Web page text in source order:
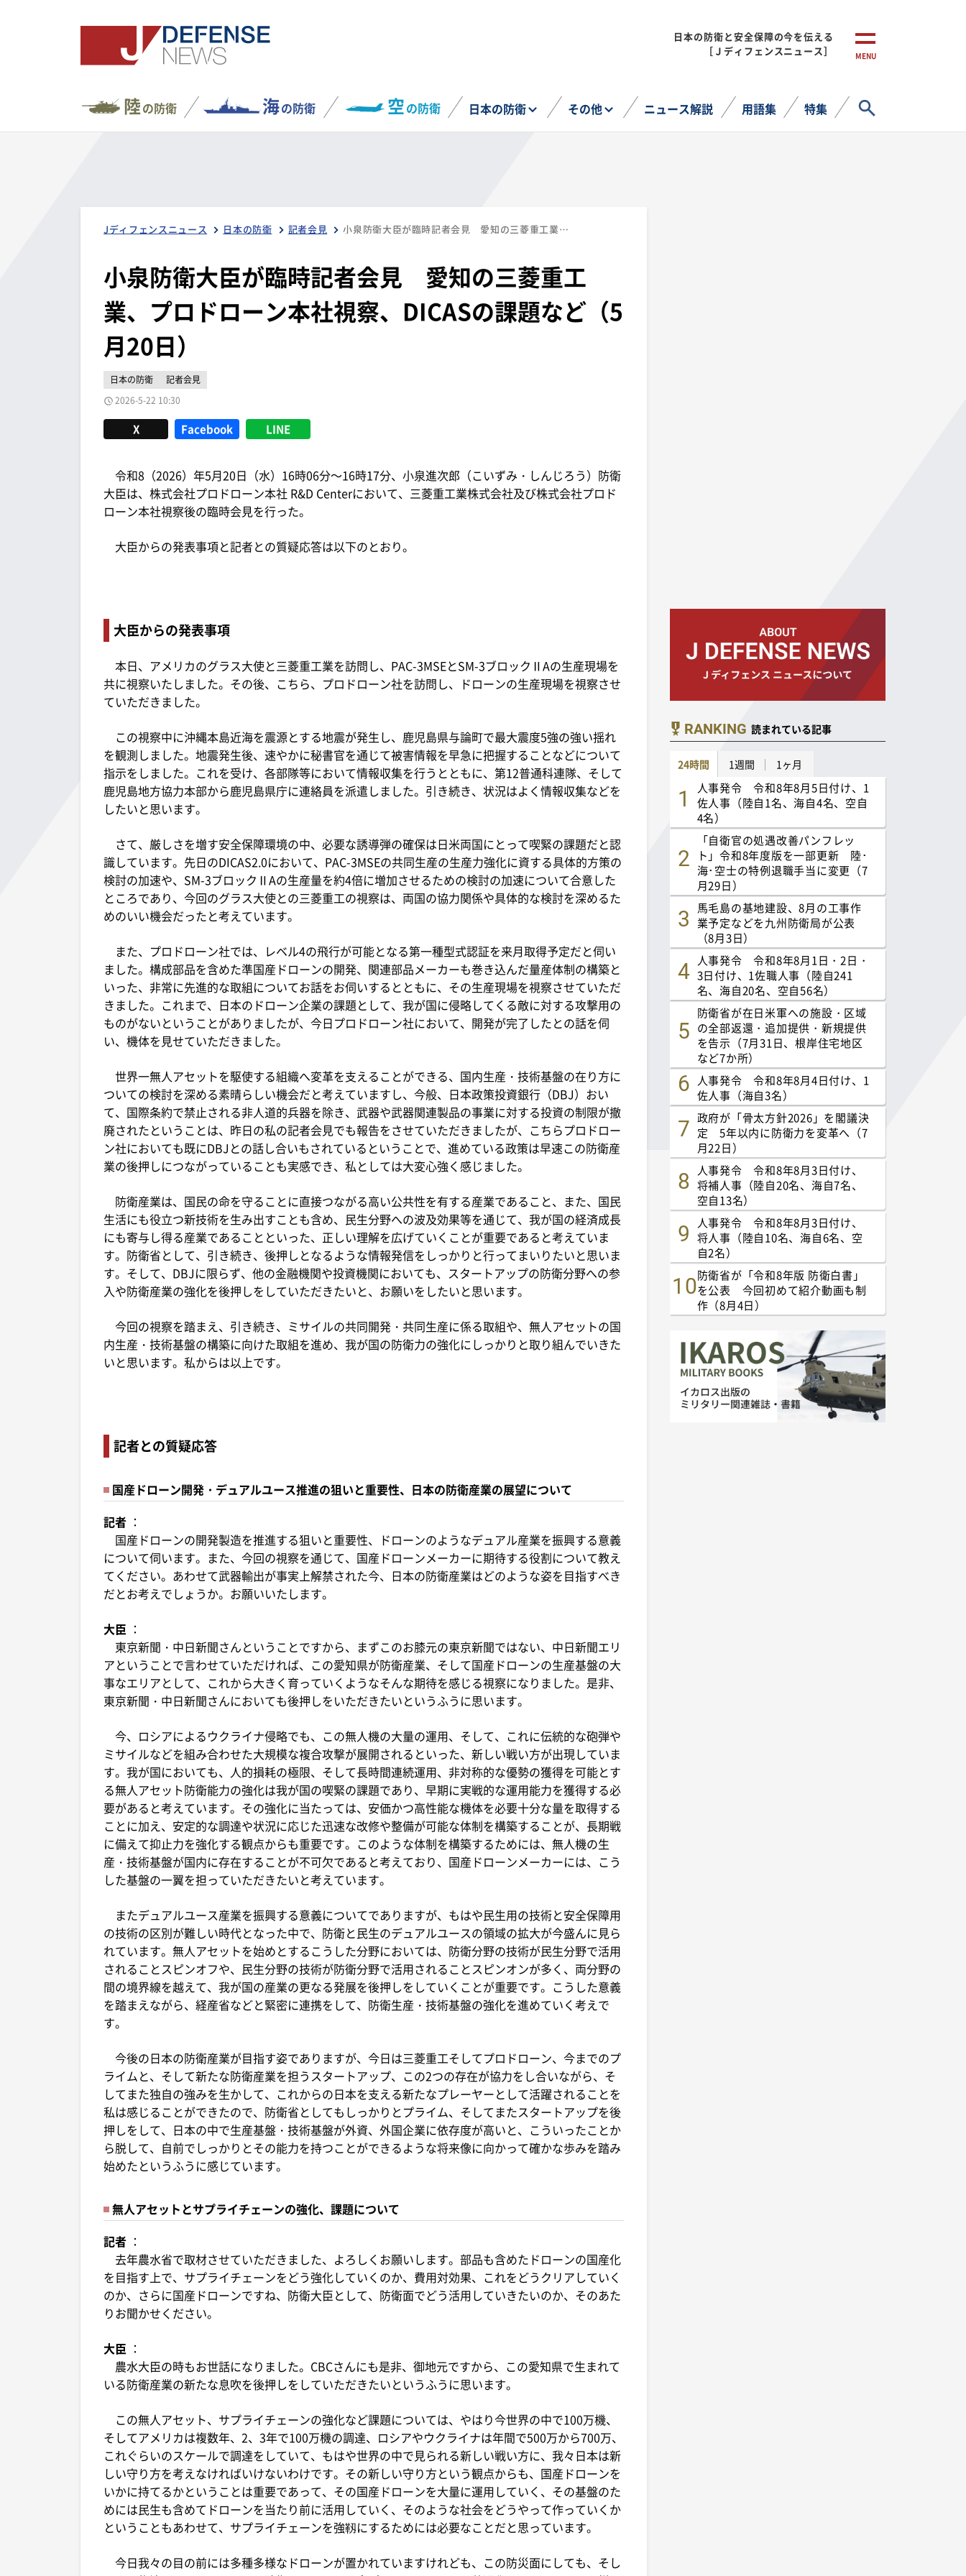
日本の防衛と安全保障の今を伝える
［Ｊディフェンスニュース］
MENU
陸の防衛 海の防衛 空の防衛 日本の防衛 その他 ニュース解説 用語集 特集
Jディフェンスニュース 日本の防衛 記者会見 小泉防衛大臣が臨時記者会見 愛知の三菱重工業、プロドローン本社視察、DICASの課題など（5月20日）
小泉防衛大臣が臨時記者会見 愛知の三菱重工
業、プロドローン本社視察、DICASの課題など（5
月20日）
日本の防衛
記者会見
2026-5-22 10:30
X Facebook LINE
令和8（2026）年5月20日（水）16時06分～16時17分、小泉進次郎（こいずみ・しんじろう）防衛
大臣は、株式会社プロドローン本社 R&D Centerにおいて、三菱重工業株式会社及び株式会社プロド
ローン本社視察後の臨時会見を行った。
大臣からの発表事項と記者との質疑応答は以下のとおり。
大臣からの発表事項
本日、アメリカのグラス大使と三菱重工業を訪問し、PAC-3MSEとSM-3ブロックⅡAの生産現場を
共に視察いたしました。その後、こちら、プロドローン社を訪問し、ドローンの生産現場を視察させ
ていただきました。
この視察中に沖縄本島近海を震源とする地震が発生し、鹿児島県与論町で最大震度5強の強い揺れ
を観測しました。地震発生後、速やかに秘書官を通じて被害情報を早急に把握することなどについて
指示をしました。これを受け、各部隊等において情報収集を行うとともに、第12普通科連隊、そして
鹿児島地方協力本部から鹿児島県庁に連絡員を派遣しました。引き続き、状況はよく情報収集などを
したいと思います。
さて、厳しさを増す安全保障環境の中、必要な誘導弾の確保は日米両国にとって喫緊の課題だと認
識しています。先日のDICAS2.0において、PAC-3MSEの共同生産の生産力強化に資する具体的方策の
検討の加速や、SM-3ブロックⅡAの生産量を約4倍に増加させるための検討の加速について合意した
ところであり、今回のグラス大使との三菱重工の視察は、両国の協力関係や具体的な検討を深めるた
めのいい機会だったと考えています。
また、プロドローン社では、レベル4の飛行が可能となる第一種型式認証を来月取得予定だと伺い
ました。構成部品を含めた準国産ドローンの開発、関連部品メーカーも巻き込んだ量産体制の構築と
いった、非常に先進的な取組についてお話をお伺いするとともに、その生産現場を視察させていただ
きました。これまで、日本のドローン企業の課題として、我が国に侵略してくる敵に対する攻撃用の
ものがないということがありましたが、今日プロドローン社において、開発が完了したとの話を伺
い、機体を見せていただきました。
世界一無人アセットを駆使する組織へ変革を支えることができる、国内生産・技術基盤の在り方に
ついての検討を深める素晴らしい機会だと考えていますし、今般、日本政策投資銀行（DBJ）おい
て、国際条約で禁止される非人道的兵器を除き、武器や武器関連製品の事業に対する投資の制限が撤
廃されたということは、昨日の私の記者会見でも報告をさせていただきましたが、こちらプロドロー
ン社においても既にDBJとの話し合いもされているということで、進めている政策は早速この防衛産
業の後押しにつながっていることも実感でき、私としては大変心強く感じました。
防衛産業は、国民の命を守ることに直接つながる高い公共性を有する産業であること、また、国民
生活にも役立つ新技術を生み出すことも含め、民生分野への波及効果等を通じて、我が国の経済成長
にも寄与し得る産業であることといった、正しい理解を広げていくことが重要であると考えていま
す。防衛省として、引き続き、後押しとなるような情報発信をしっかりと行ってまいりたいと思いま
す。そして、DBJに限らず、他の金融機関や投資機関においても、スタートアップの防衛分野への参
入や防衛産業の強化を後押しをしていただきたいと、お願いをしたいと思います。
今回の視察を踏まえ、引き続き、ミサイルの共同開発・共同生産に係る取組や、無人アセットの国
内生産・技術基盤の構築に向けた取組を進め、我が国の防衛力の強化にしっかりと取り組んでいきた
いと思います。私からは以上です。
記者との質疑応答
国産ドローン開発・デュアルユース推進の狙いと重要性、日本の防衛産業の展望について
記者 ：
国産ドローンの開発製造を推進する狙いと重要性、ドローンのようなデュアル産業を振興する意義
について伺います。また、今回の視察を通じて、国産ドローンメーカーに期待する役割について教え
てください。あわせて武器輸出が事実上解禁された今、日本の防衛産業はどのような姿を目指すべき
だとお考えでしょうか。お願いいたします。
大臣 ：
東京新聞・中日新聞さんということですから、まずこのお膝元の東京新聞ではない、中日新聞エリ
アということで言わせていただければ、この愛知県が防衛産業、そして国産ドローンの生産基盤の大
事なエリアとして、これから大きく育っていくようなそんな期待を感じる視察になりました。是非、
東京新聞・中日新聞さんにおいても後押しをいただきたいというふうに思います。
今、ロシアによるウクライナ侵略でも、この無人機の大量の運用、そして、これに伝統的な砲弾や
ミサイルなどを組み合わせた大規模な複合攻撃が展開されるといった、新しい戦い方が出現していま
す。我が国においても、人的損耗の極限、そして長時間連続運用、非対称的な優勢の獲得を可能とす
る無人アセット防衛能力の強化は我が国の喫緊の課題であり、早期に実戦的な運用能力を獲得する必
要があると考えています。その強化に当たっては、安価かつ高性能な機体を必要十分な量を取得する
ことに加え、安定的な調達や状況に応じた迅速な改修や整備が可能な体制を構築することが、長期戦
に備えて抑止力を強化する観点からも重要です。このような体制を構築するためには、無人機の生
産・技術基盤が国内に存在することが不可欠であると考えており、国産ドローンメーカーには、こう
した基盤の一翼を担っていただきたいと考えています。
またデュアルユース産業を振興する意義についてでありますが、もはや民生用の技術と安全保障用
の技術の区別が難しい時代となった中で、防衛と民生のデュアルユースの領域の拡大が今盛んに見ら
れています。無人アセットを始めとするこうした分野においては、防衛分野の技術が民生分野で活用
されることスピンオフや、民生分野の技術が防衛分野で活用されることスピンオンが多く、両分野の
間の境界線を越えて、我が国の産業の更なる発展を後押しをしていくことが重要です。こうした意義
を踏まえながら、経産省などと緊密に連携をして、防衛生産・技術基盤の強化を進めていく考えで
す。
今後の日本の防衛産業が目指す姿でありますが、今日は三菱重工そしてプロドローン、今までのプ
ライムと、そして新たな防衛産業を担うスタートアップ、この2つの存在が協力をし合いながら、そ
してまた独自の強みを生かして、これからの日本を支える新たなプレーヤーとして活躍されることを
私は感じることができたので、防衛省としてもしっかりとプライム、そしてまたスタートアップを後
押しをして、日本の中で生産基盤・技術基盤が外資、外国企業に依存度が高いと、こういったことか
ら脱して、自前でしっかりとその能力を持つことができるような将来像に向かって確かな歩みを踏み
始めたというふうに感じています。
無人アセットとサプライチェーンの強化、課題について
記者 ：
去年農水省で取材させていただきました、よろしくお願いします。部品も含めたドローンの国産化
を目指す上で、サプライチェーンをどう強化していくのか、費用対効果、これをどうクリアしていく
のか、さらに国産ドローンですね、防衛大臣として、防衛面でどう活用していきたいのか、そのあた
りお聞かせください。
大臣 ：
農水大臣の時もお世話になりました。CBCさんにも是非、御地元ですから、この愛知県で生まれて
いる防衛産業の新たな息吹を後押しをしていただきたいというふうに思います。
この無人アセット、サプライチェーンの強化など課題については、やはり今世界の中で100万機、
そしてアメリカは複数年、2、3年で100万機の調達、ロシアやウクライナは年間で500万から700万、
これぐらいのスケールで調達をしていて、もはや世界の中で見られる新しい戦い方に、我々日本は新
しい守り方を考えなければいけないわけです。その新しい守り方という観点からも、国産ドローンを
いかに持てるかということは重要であって、その国産ドローンを大量に運用していく、その基盤のた
めには民生も含めてドローンを当たり前に活用していく、そのような社会をどうやって作っていくか
ということもあわせて、サプライチェーンを強靱にするためには必要なことだと思っています。
今日我々の目の前には多種多様なドローンが置かれていますけれども、この防災面にしても、そし
RANKING 読まれている記事
24時間 1週間 1ヶ月
人事発令 令和8年8月5日付け、1
佐人事（陸自1名、海自4名、空自
4名）
「自衛官の処遇改善パンフレッ
ト」令和8年度版を一部更新 陸･
海･空士の特例退職手当に変更（7
月29日）
馬毛島の基地建設、8月の工事作
業予定などを九州防衛局が公表
（8月3日）
人事発令 令和8年8月1日・2日・
3日付け、1佐職人事（陸自241
名、海自20名、空自56名）
防衛省が在日米軍への施設・区域
の全部返還・追加提供・新規提供
を告示（7月31日、根岸住宅地区
など7か所）
人事発令 令和8年8月4日付け、1
佐人事（海自3名）
政府が「骨太方針2026」を閣議決
定 5年以内に防衛力を変革へ（7
月22日）
人事発令 令和8年8月3日付け、
将補人事（陸自20名、海自7名、
空自13名）
人事発令 令和8年8月3日付け、
将人事（陸自10名、海自6名、空
自2名）
防衛省が「令和8年版 防衛白書」
を公表 今回初めて紹介動画も制
作（8月4日）